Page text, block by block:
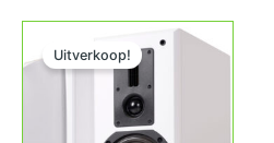
Uitverkoop!
Oorspronkelijke prijs was: € 529,00.Huidige prijs is: € 299,00.